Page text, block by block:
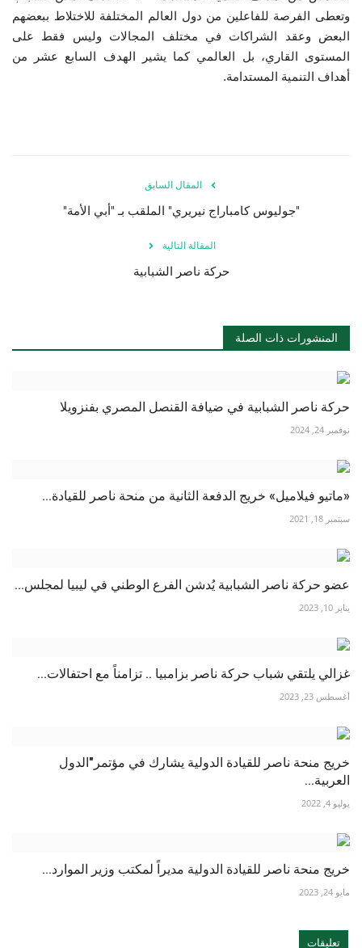
Gallery
لغة
وتعطى الفرصة للفاعلين من دول العالم المختلفة للاختلاط ببعضهم
البعض وعقد الشراكات في مختلف المجالات وليس فقط على
المستوى القاري، بل العالمي كما يشير الهدف السابع عشر من
أهداف التنمية المستدامة.
المقال السابق
"جوليوس كامباراج نيريري" الملقب بـ "أبي الأمة"
المقالة التالية
حركة ناصر الشبابية
المنشورات ذات الصلة
حركة ناصر الشبابية في ضيافة القنصل المصري بفنزويلا
نوفمبر 24, 2024
«ماتيو فيلاميل» خريج الدفعة الثانية من منحة ناصر للقيادة...
سبتمبر 18, 2021
عضو حركة ناصر الشبابية يُدشن الفرع الوطني في ليبيا لمجلس...
يناير 10, 2023
غزالي يلتقي شباب حركة ناصر بزامبيا .. تزامناً مع احتفالات...
أغسطس 23, 2023
خريج منحة ناصر للقيادة الدولية يشارك في مؤتمر"الدول
العربية...
يوليو 4, 2022
خريج منحة ناصر للقيادة الدولية مديراً لمكتب وزير الموارد...
مايو 24, 2023
تعليقات